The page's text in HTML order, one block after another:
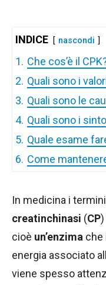
INDICE nascondi
1. Che cos’è il
2. Quali sono i
3. Quali sono le
4. Quali sono i
5. Quale esame
6. Come
In medicina i termini
creatinchinasi (CP
cioè un’enzima che
energia associato
viene spesso